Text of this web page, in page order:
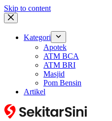
Skip to content
Kategori
Apotek
ATM BCA
ATM BRI
Masjid
Pom Bensin
Artikel